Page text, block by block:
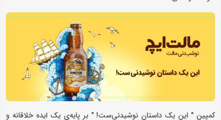
کمپین " این یک داستان نوشیدنی‌ست! " بر پایه‌ی یک ایده خلاقانه و